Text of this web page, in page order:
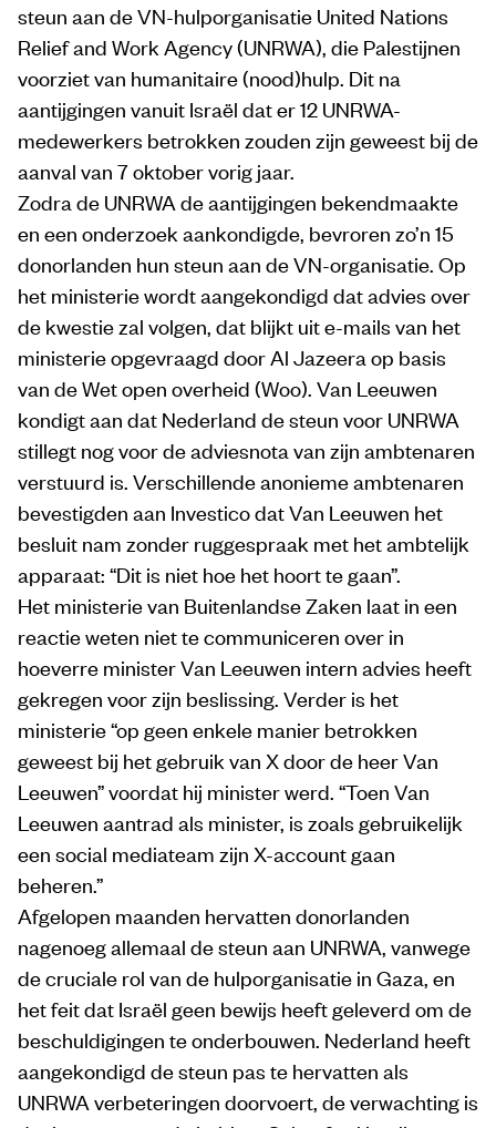
steun aan de VN-hulporganisatie United Nations
Relief and Work Agency (UNRWA), die Palestijnen
voorziet van humanitaire (nood)hulp. Dit na
aantijgingen vanuit Israël dat er 12 UNRWA-
medewerkers betrokken zouden zijn geweest bij de
aanval van 7 oktober vorig jaar.
Zodra de UNRWA de aantijgingen bekendmaakte
en een onderzoek aankondigde, bevroren zo’n 15
donorlanden hun steun aan de VN-organisatie. Op
het ministerie wordt aangekondigd dat advies over
de kwestie zal volgen, dat blijkt uit e-mails van het
ministerie opgevraagd door Al Jazeera op basis
van de Wet open overheid (Woo). Van Leeuwen
kondigt aan dat Nederland de steun voor UNRWA
stillegt nog voor de adviesnota van zijn ambtenaren
verstuurd is. Verschillende anonieme ambtenaren
bevestigden aan Investico dat Van Leeuwen het
besluit nam zonder ruggespraak met het ambtelijk
apparaat: “Dit is niet hoe het hoort te gaan”.
Het ministerie van Buitenlandse Zaken laat in een
reactie weten niet te communiceren over in
hoeverre minister Van Leeuwen intern advies heeft
gekregen voor zijn beslissing. Verder is het
ministerie “op geen enkele manier betrokken
geweest bij het gebruik van X door de heer Van
Leeuwen” voordat hij minister werd. “Toen Van
Leeuwen aantrad als minister, is zoals gebruikelijk
een social mediateam zijn X-account gaan
beheren.”
Afgelopen maanden hervatten donorlanden
nagenoeg allemaal de steun aan UNRWA, vanwege
de cruciale rol van de hulporganisatie in Gaza, en
het feit dat Israël geen bewijs heeft geleverd om de
beschuldigingen te onderbouwen. Nederland heeft
aangekondigd de steun pas te hervatten als
UNRWA verbeteringen doorvoert, de verwachting is